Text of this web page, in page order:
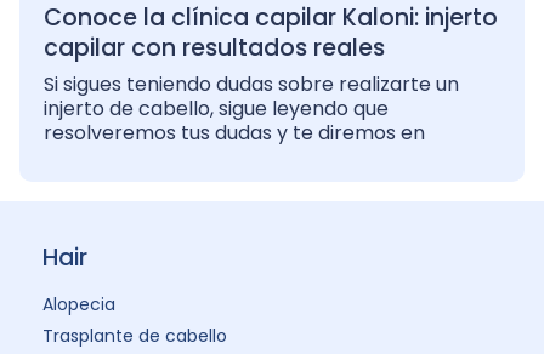
Conoce la clínica capilar Kaloni: injerto
capilar con resultados reales
Si sigues teniendo dudas sobre realizarte un
injerto de cabello, sigue leyendo que
resolveremos tus dudas y te diremos en
Hair
Alopecia
Trasplante de cabello